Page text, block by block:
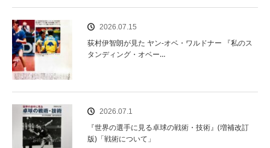
2026.07.15
荻村伊智朗が見た ヤン‐オベ・ワルドナー 『私のス
タンディング・オベー…
2026.07.1
『世界の選手に見る卓球の戦術・技術』(増補改訂
版)「戦術について」